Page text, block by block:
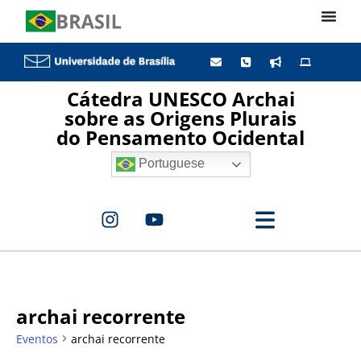
Cátedra UNESCO Archai
sobre as Origens Plurais
do Pensamento Ocidental
Portuguese
archai recorrente
Eventos archai recorrente